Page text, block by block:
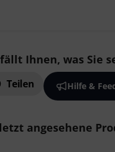
Ihnen, was Sie
Teilen Hilfe &
angesehene